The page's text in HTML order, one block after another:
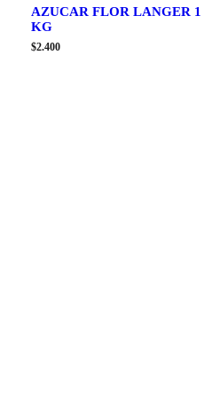
AZUCAR FLOR LANGER 1
KG
$2.400